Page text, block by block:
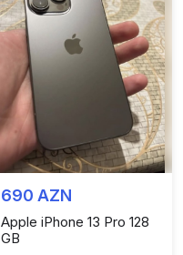
690 AZN
Apple iPhone 13 Pro 128
GB